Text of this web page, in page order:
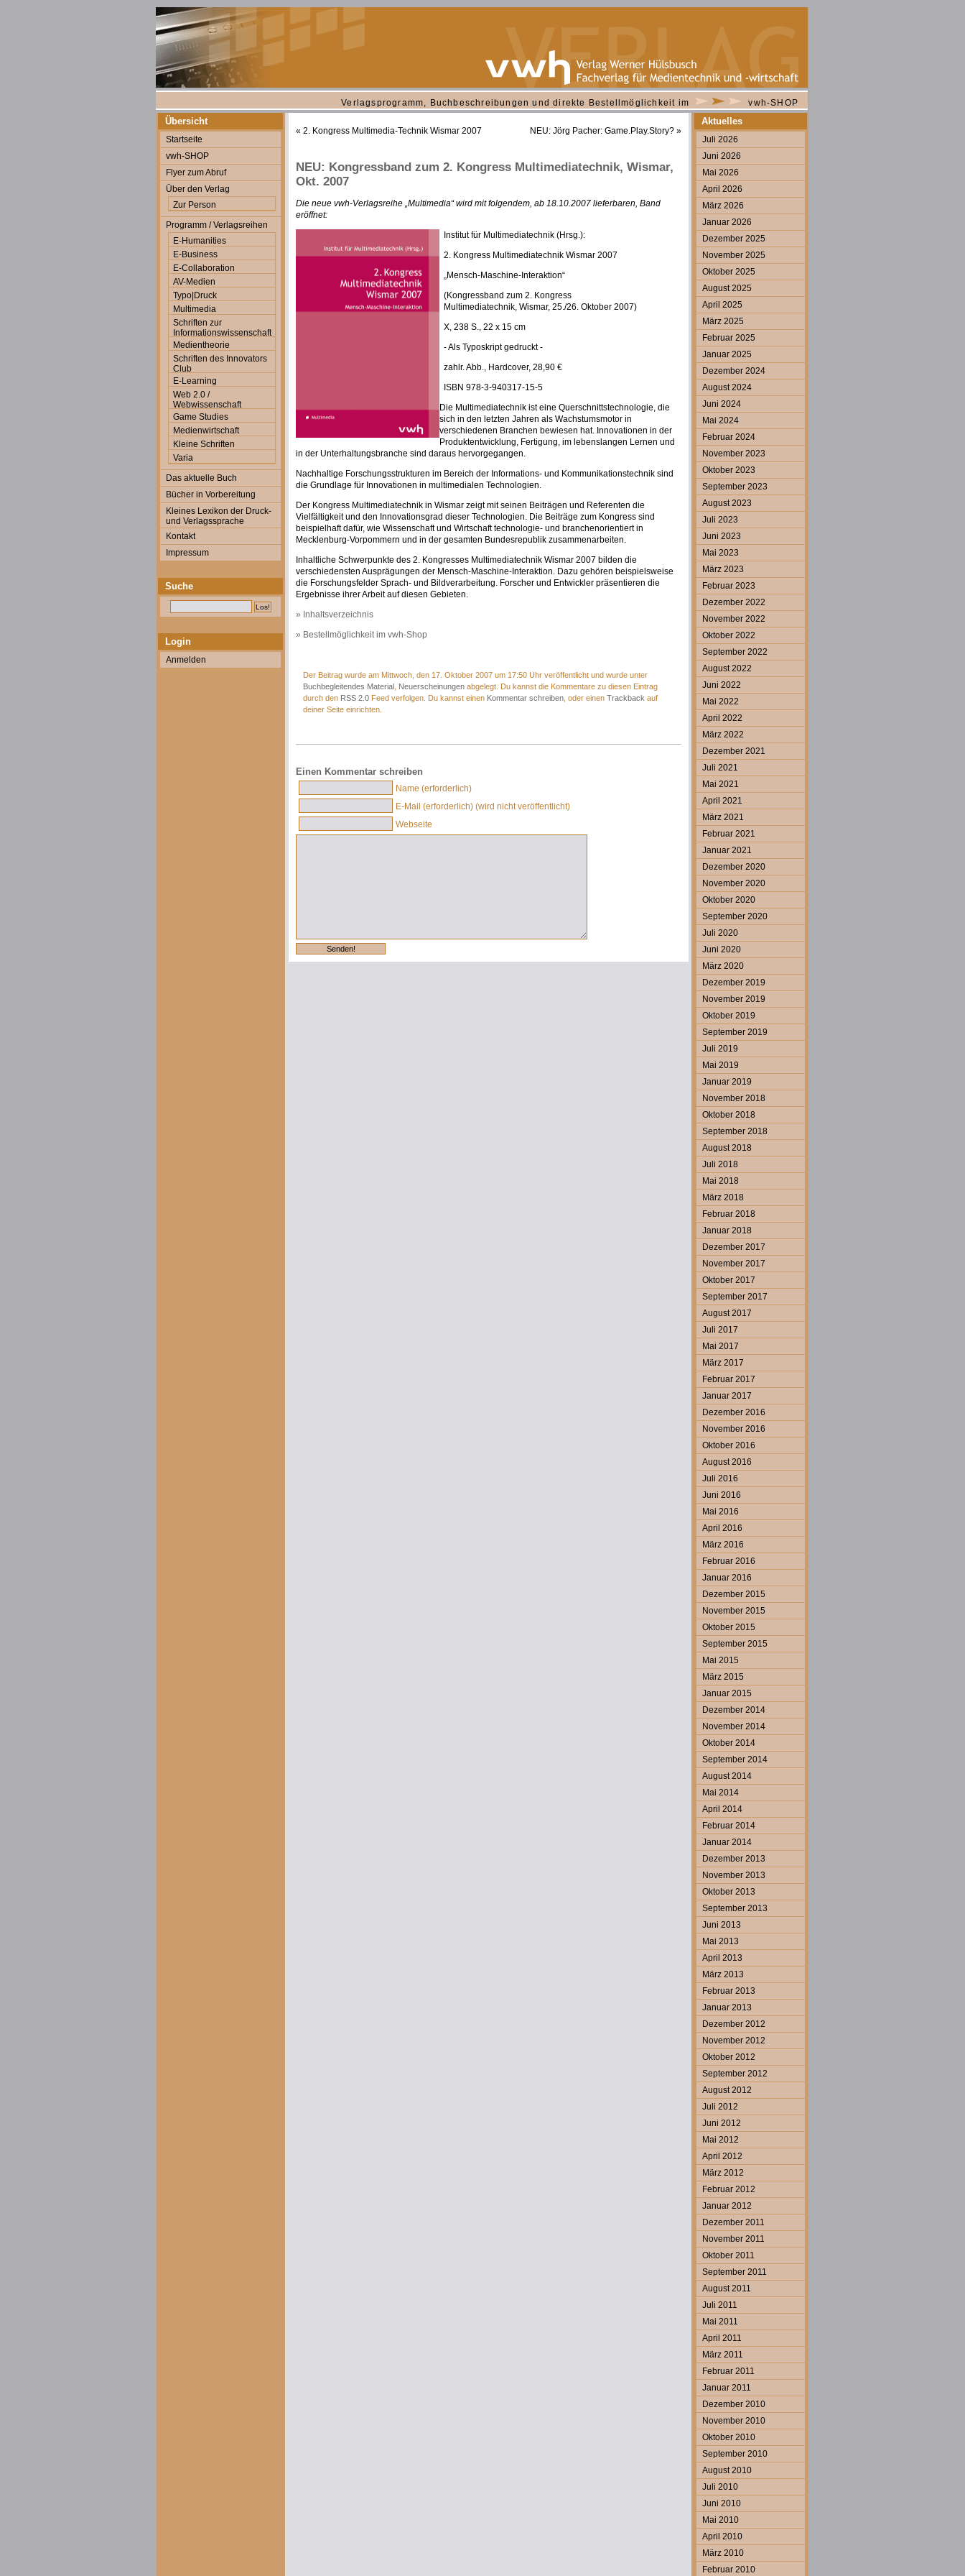
Verlagsprogramm, Buchbeschreibungen und direkte Bestellmöglichkeit im vwh-SHOP
Übersicht
Startseite
vwh-SHOP
Flyer zum Abruf
Über den Verlag
Zur Person
Programm / Verlagsreihen
E-Humanities
E-Business
E-Collaboration
AV-Medien
Typo|Druck
Multimedia
Schriften zur
Informationswissenschaft
Medientheorie
Schriften des Innovators
Club
E-Learning
Web 2.0 /
Webwissenschaft
Game Studies
Medienwirtschaft
Kleine Schriften
Varia
Das aktuelle Buch
Bücher in Vorbereitung
Kleines Lexikon der Druck-
und Verlagssprache
Kontakt
Impressum
Suche
Login
Anmelden
« 2. Kongress Multimedia-Technik Wismar 2007 NEU: Jörg Pacher: Game.Play.Story? »
NEU: Kongressband zum 2. Kongress Multimediatechnik, Wismar,
Okt. 2007
Die neue vwh-Verlagsreihe „Multimedia“ wird mit folgendem, ab 18.10.2007 lieferbaren, Band
eröffnet:
Institut für Multimediatechnik (Hrsg.):
2. Kongress Multimediatechnik Wismar 2007
„Mensch-Maschine-Interaktion“
(Kongressband zum 2. Kongress
Multimediatechnik, Wismar, 25./26. Oktober 2007)
X, 238 S., 22 x 15 cm
- Als Typoskript gedruckt -
zahlr. Abb., Hardcover, 28,90 €
ISBN 978-3-940317-15-5
Die Multimediatechnik ist eine Querschnittstechnologie, die
sich in den letzten Jahren als Wachstumsmotor in
verschiedenen Branchen bewiesen hat. Innovationen in der
Produktentwicklung, Fertigung, im lebenslangen Lernen und
in der Unterhaltungsbranche sind daraus hervorgegangen.
Nachhaltige Forschungsstrukturen im Bereich der Informations- und Kommunikationstechnik sind
die Grundlage für Innovationen in multimedialen Technologien.
Der Kongress Multimediatechnik in Wismar zeigt mit seinen Beiträgen und Referenten die
Vielfältigkeit und den Innovationsgrad dieser Technologien. Die Beiträge zum Kongress sind
beispielhaft dafür, wie Wissenschaft und Wirtschaft technologie- und branchenorientiert in
Mecklenburg-Vorpommern und in der gesamten Bundesrepublik zusammenarbeiten.
Inhaltliche Schwerpunkte des 2. Kongresses Multimediatechnik Wismar 2007 bilden die
verschiedensten Ausprägungen der Mensch-Maschine-Interaktion. Dazu gehören beispielsweise
die Forschungsfelder Sprach- und Bildverarbeitung. Forscher und Entwickler präsentieren die
Ergebnisse ihrer Arbeit auf diesen Gebieten.
» Inhaltsverzeichnis
» Bestellmöglichkeit im vwh-Shop
Der Beitrag wurde am Mittwoch, den 17. Oktober 2007 um 17:50 Uhr veröffentlicht und wurde unter
Buchbegleitendes Material Neuerscheinungen abgelegt. Du kannst die Kommentare zu diesen Eintrag
durch den RSS 2.0 Feed verfolgen. Du kannst einen Kommentar schreiben , oder einen Trackback auf
deiner Seite einrichten.
Einen Kommentar schreiben
Name (erforderlich)
E-Mail (erforderlich) (wird nicht veröffentlicht)
Webseite
Aktuelles
Juli 2026
Juni 2026
Mai 2026
April 2026
März 2026
Januar 2026
Dezember 2025
November 2025
Oktober 2025
August 2025
April 2025
März 2025
Februar 2025
Januar 2025
Dezember 2024
August 2024
Juni 2024
Mai 2024
Februar 2024
November 2023
Oktober 2023
September 2023
August 2023
Juli 2023
Juni 2023
Mai 2023
März 2023
Februar 2023
Dezember 2022
November 2022
Oktober 2022
September 2022
August 2022
Juni 2022
Mai 2022
April 2022
März 2022
Dezember 2021
Juli 2021
Mai 2021
April 2021
März 2021
Februar 2021
Januar 2021
Dezember 2020
November 2020
Oktober 2020
September 2020
Juli 2020
Juni 2020
März 2020
Dezember 2019
November 2019
Oktober 2019
September 2019
Juli 2019
Mai 2019
Januar 2019
November 2018
Oktober 2018
September 2018
August 2018
Juli 2018
Mai 2018
März 2018
Februar 2018
Januar 2018
Dezember 2017
November 2017
Oktober 2017
September 2017
August 2017
Juli 2017
Mai 2017
März 2017
Februar 2017
Januar 2017
Dezember 2016
November 2016
Oktober 2016
August 2016
Juli 2016
Juni 2016
Mai 2016
April 2016
März 2016
Februar 2016
Januar 2016
Dezember 2015
November 2015
Oktober 2015
September 2015
Mai 2015
März 2015
Januar 2015
Dezember 2014
November 2014
Oktober 2014
September 2014
August 2014
Mai 2014
April 2014
Februar 2014
Januar 2014
Dezember 2013
November 2013
Oktober 2013
September 2013
Juni 2013
Mai 2013
April 2013
März 2013
Februar 2013
Januar 2013
Dezember 2012
November 2012
Oktober 2012
September 2012
August 2012
Juli 2012
Juni 2012
Mai 2012
April 2012
März 2012
Februar 2012
Januar 2012
Dezember 2011
November 2011
Oktober 2011
September 2011
August 2011
Juli 2011
Mai 2011
April 2011
März 2011
Februar 2011
Januar 2011
Dezember 2010
November 2010
Oktober 2010
September 2010
August 2010
Juli 2010
Juni 2010
Mai 2010
April 2010
März 2010
Februar 2010